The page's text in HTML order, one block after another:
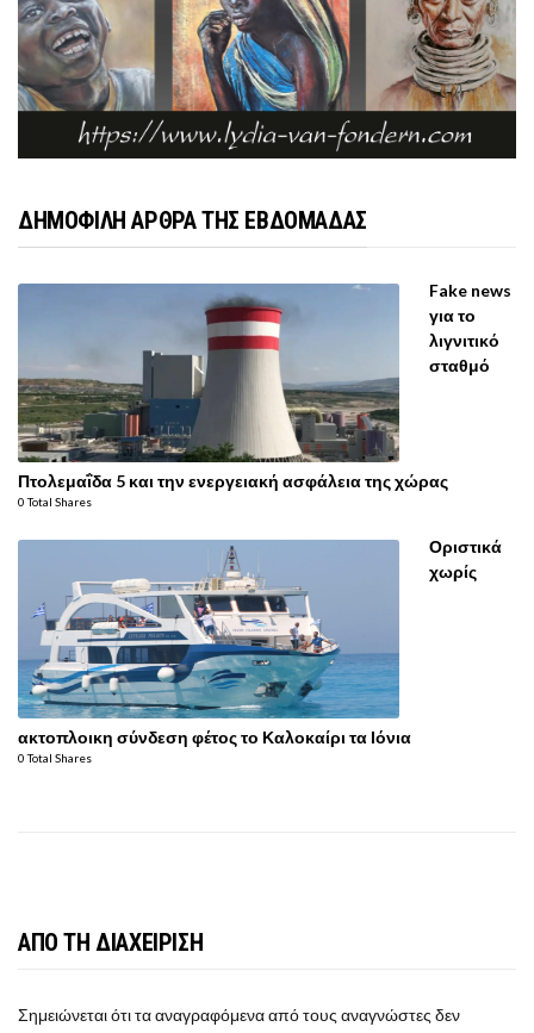
ΔΗΜΟΦΙΛΗ ΑΡΘΡΑ ΤΗΣ ΕΒΔΟΜΑΔΑΣ
Fake news
για το
λιγνιτικό
σταθμό
Πτολεμαΐδα 5 και την ενεργειακή ασφάλεια της χώρας
0 Total Shares
Οριστικά
χωρίς
ακτοπλοικη σύνδεση φέτος το Καλοκαίρι τα Ιόνια
0 Total Shares
ΑΠΟ ΤΗ ΔΙΑΧΕΙΡΙΣΗ
Σημειώνεται ότι τα αναγραφόμενα από τους αναγνώστες δεν